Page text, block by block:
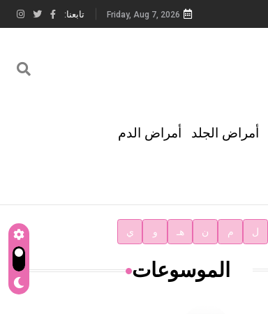
Friday, Aug 7, 2026 تابعنا:
أمراض الجلد أمراض الدم
ل م ن هـ و ي
الموسوعات